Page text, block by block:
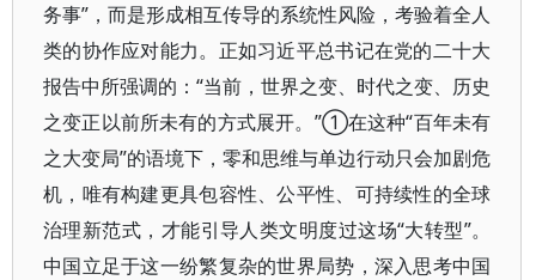
务事”，而是形成相互传导的系统性风险，考验着全人
类的协作应对能力。正如习近平总书记在党的二十大
报告中所强调的：“当前，世界之变、时代之变、历史
之变正以前所未有的方式展开。”①在这种“百年未有
之大变局”的语境下，零和思维与单边行动只会加剧危
机，唯有构建更具包容性、公平性、可持续性的全球
治理新范式，才能引导人类文明度过这场“大转型”。
中国立足于这一纷繁复杂的世界局势，深入思考中国